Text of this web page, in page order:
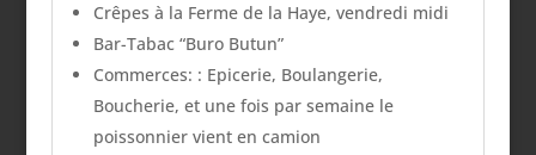
Crêpes à la Ferme de la Haye, vendredi midi
Bar-Tabac “Buro Butun”
Commerces: : Epicerie, Boulangerie,
Boucherie, et une fois par semaine le
poissonnier vient en camion